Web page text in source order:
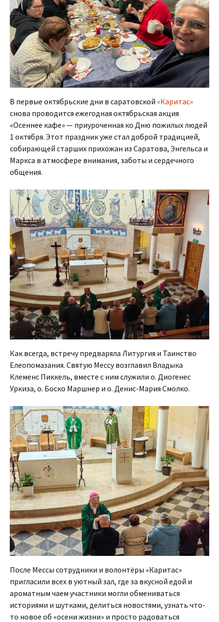
В первые октябрьские дни в саратовской «Каритас»
снова проводится ежегодная октябрьская акция
«Осеннее кафе» — приуроченная ко Дню пожилых людей
1 октября. Этот праздник уже стал доброй традицией,
собирающей старших прихожан из Саратова, Энгельса и
Маркса в атмосфере внимания, заботы и сердечного
общения.
Как всегда, встречу предваряла Литургия и Таинство
Елеопомазания. Святую Мессу возглавил Владыка
Клеменс Пиккель, вместе с ним служили о. Диогенес
Уркиза, о. Боско Маршнер и о. Денис-Мария Смолко.
После Мессы сотрудники и волонтёры «Каритас»
пригласили всех в уютный зал, где за вкусной едой и
ароматным чаем участники могли обмениваться
историями и шутками, делиться новостями, узнать что-
то новое об «осени жизни» и просто радоваться